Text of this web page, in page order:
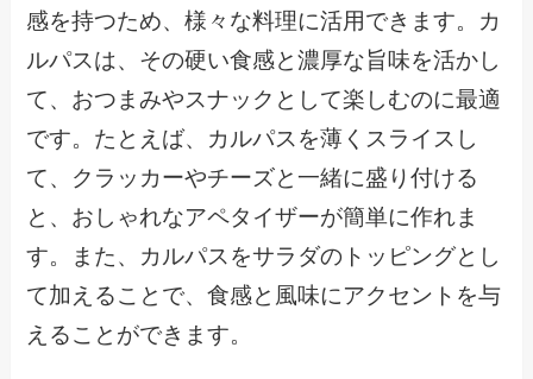
感を持つため、様々な料理に活用できます。カ
ルパスは、その硬い食感と濃厚な旨味を活かし
て、おつまみやスナックとして楽しむのに最適
です。たとえば、カルパスを薄くスライスし
て、クラッカーやチーズと一緒に盛り付ける
と、おしゃれなアペタイザーが簡単に作れま
す。また、カルパスをサラダのトッピングとし
て加えることで、食感と風味にアクセントを与
えることができます。